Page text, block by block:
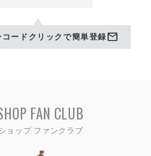
ードクリックで簡単登録 mail
FAN CLUB